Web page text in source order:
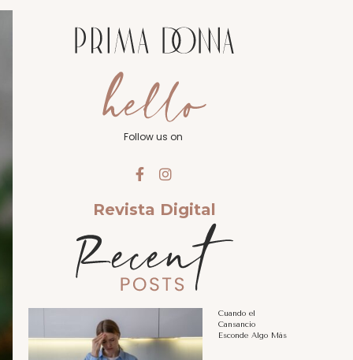
Follow us on
Revista Digital
Cuando el
Cansancio
Esconde Algo Más